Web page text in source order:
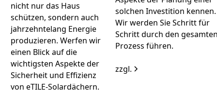
nicht nur das Haus
schützen, sondern auch
jahrzehntelang Energie
produzieren. Werfen wir
einen Blick auf die
wichtigsten Aspekte der
Sicherheit und Effizienz
von eTILE-Solardächern.
solchen Investition kennen.
Wir werden Sie Schritt für
Schritt durch den
Prozess führen.
zzgl.